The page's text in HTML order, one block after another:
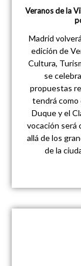
Veranos de la
Madrid
edición de
Cultura,
se
propuestas
tendrá como
Duque y el
vocación será
allá de los
de la